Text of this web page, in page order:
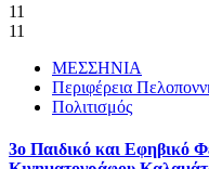
11
11
ΜΕΣΣΗΝΙΑ
Περιφέρεια
Πολιτισμός
3ο Παιδικό και Εφηβικό